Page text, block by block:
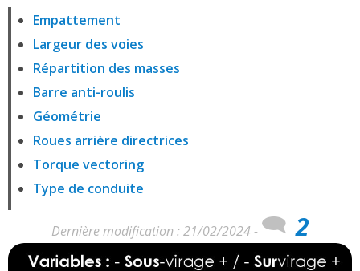
Empattement
Largeur des voies
Répartition des masses
Barre anti-roulis
Géométrie
Roues arrière directrices
Torque vectoring
Type de conduite
Dernière modification : 21/02/2024 - 2